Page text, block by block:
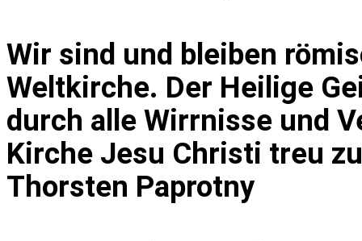
Wir sind und bleiben
Weltkirche. Der Heilige
durch alle Wirrnisse und
Kirche Jesu Christi treu
Thorsten Paprotny